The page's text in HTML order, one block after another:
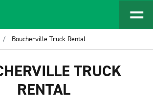
Boucherville Truck Rental
TRUCK
RENTAL